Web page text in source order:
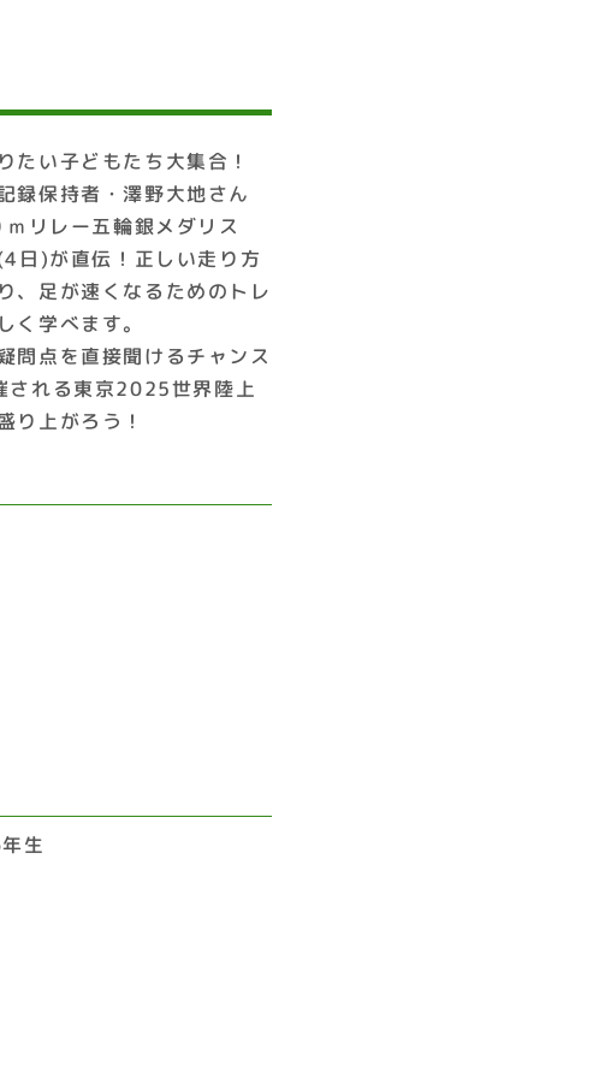
たい子どもたち大集合！
録保持者・澤野大地さん
リレー五輪銀メダリス
日)が直伝！正しい走り方
、足が速くなるためのトレ
く学べます。
問点を直接聞けるチャンス
される東京2025世界陸上
り上がろう！
生